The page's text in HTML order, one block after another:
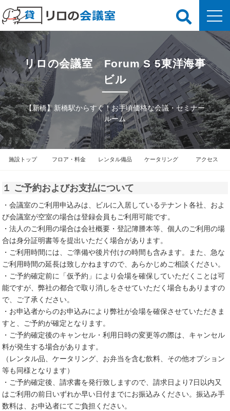
リロの会議室 Forum S 5東洋海事
ビル
【新橋】新橋駅からすぐ！お手頃価格な会議・セミナー
ルーム
施設トップ フロア・料金 レンタル備品 ケータリング アクセス
１ ご予約およびお支払について
・会議室のご利用申込みは、ビルに入居しているテナント各社、およ
び会議室が空室の場合は登録会員もご利用可能です。
・法人のご利用の場合は会社概要・登記簿謄本等、個人のご利用の場
合は身分証明書等を提出いただく場合があります。
・ご利用時間には、ご準備や後片付けの時間も含みます。また、急な
ご利用時間の延長は致しかねますので、あらかじめご相談ください。
・ご予約確定前に「仮予約」により会場を確保していただくことは可
能ですが、弊社の都合で取り消しをさせていただく場合もありますの
で、ご了承ください。
・お申込者からのお申込みにより弊社が会場を確保させていただきま
すと、ご予約が確定となります。
・ご予約確定後のキャンセル・利用日時の変更等の際は、キャンセル
料が発生する場合があります。
（レンタル品、ケータリング、お弁当を含む飲料、その他オプション
等も同様となります）
・ご予約確定後、請求書を発行致しますので、請求日より7日以内又
はご利用の前日いずれか早い日付までにお振込みください。振込み手
数料は、お申込者にてご負担ください。